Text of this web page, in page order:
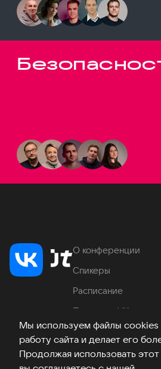
Мы используем файлы cookies
работу сайта и делает его
Продолжая использовать этот
О конференции
Спикеры
Расписание
Продукты VK
Место проведения
Часто задаваемые